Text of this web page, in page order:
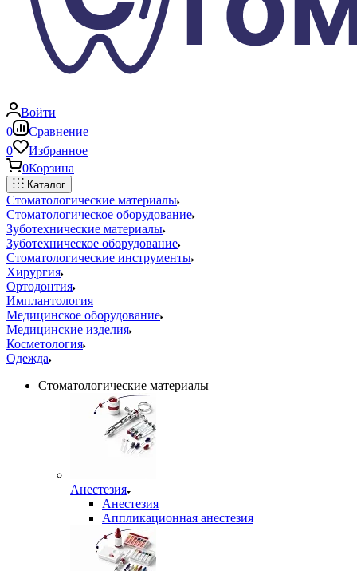
Войти
0
Сравнение
0
Избранное
0Корзина
Каталог
Стоматологические материалы
Стоматологическое оборудование
Зуботехнические материалы
Зуботехническое оборудование
Стоматологические инструменты
Хирургия
Ортодонтия
Имплантология
Медицинское оборудование
Медицинские изделия
Косметология
Одежда
Стоматологические материалы
Анестезия
Анестезия
Аппликационная анестезия